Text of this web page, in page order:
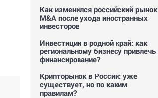
Как изменился российский рынок
M&A после ухода иностранных
инвесторов
Инвестиции в родной край: как
региональному бизнесу привлечь
финансирование?
Крипторынок в России: уже
существует, но по каким
правилам?